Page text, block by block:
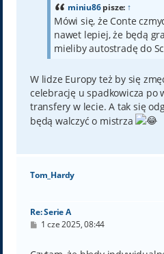
miniu86pisze: ↑
Mówi się, że Conte
nawet lepiej, że będą
mieliby autostradę do
W lidze Europy też by się
celebrację u spadkowicza po
transfery w lecie. A tak się
będą walczyć o mistrza
Tom_Hardy
Re: Serie A
P1 cze 2025, 08:44